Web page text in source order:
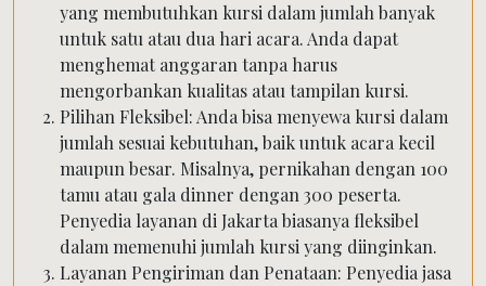
yang membutuhkan kursi dalam jumlah banyak
untuk satu atau dua hari acara. Anda dapat
menghemat anggaran tanpa harus
mengorbankan kualitas atau tampilan kursi.
Pilihan Fleksibel: Anda bisa menyewa kursi dalam
jumlah sesuai kebutuhan, baik untuk acara kecil
maupun besar. Misalnya, pernikahan dengan 100
tamu atau gala dinner dengan 300 peserta.
Penyedia layanan di Jakarta biasanya fleksibel
dalam memenuhi jumlah kursi yang diinginkan.
Layanan Pengiriman dan Penataan: Penyedia jasa